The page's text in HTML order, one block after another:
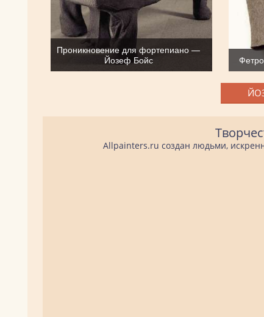
Проникновение для фортепиано —
Йозеф Бойс
Allpainters.ru создан людьми,